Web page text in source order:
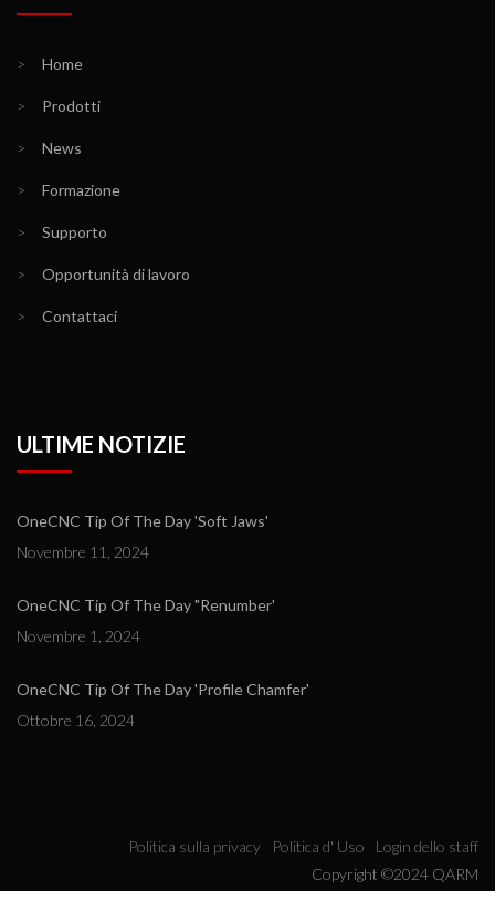
> Home
> Prodotti
> News
> Formazione
> Supporto
> Opportunità di lavoro
> Contattaci
ULTIME NOTIZIE
OneCNC Tip Of The Day 'Soft Jaws'
Novembre 11, 2024
OneCNC Tip Of The Day "Renumber'
Novembre 1, 2024
OneCNC Tip Of The Day 'Profile Chamfer'
Ottobre 16, 2024
Politica sulla privacy Politica d' Uso
Login dello staff
Copyright ©2024 QARM